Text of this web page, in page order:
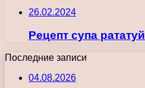
26.02.2024
Рецепт супа рататуй
Последние записи
04.08.2026